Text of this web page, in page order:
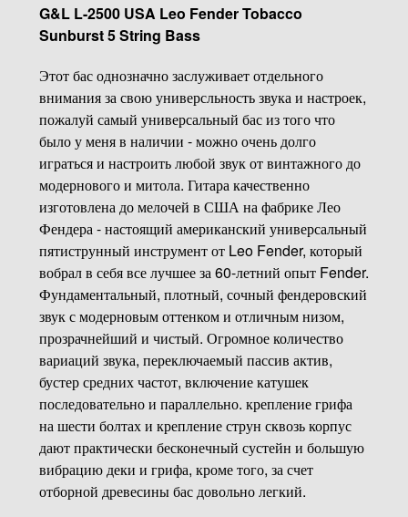
G&L L-2500 USA Leo Fender Tobacco
Sunburst 5 String Bass
Этот бас однозначно заслуживает отдельного
внимания за свою универсльность звука и настроек,
пожалуй самый универсальный бас из того что
было у меня в наличии - можно очень долго
играться и настроить любой звук от винтажного до
модернового и митола. Гитара качественно
изготовлена до мелочей в США на фабрике Лео
Фендера - настоящий американский универсальный
пятиструнный инструмент от Leo Fender, который
вобрал в себя все лучшее за 60-летний опыт Fender.
Фундаментальный, плотный, сочный фендеровский
звук с модерновым оттенком и отличным низом,
прозрачнейший и чистый. Огромное количество
вариаций звука, переключаемый пассив актив,
бустер средних частот, включение катушек
последовательно и параллельно. крепление грифа
на шести болтах и крепление струн сквозь корпус
дают практически бесконечный сустейн и большую
вибрацию деки и грифа, кроме того, за счет
отборной древесины бас довольно легкий.